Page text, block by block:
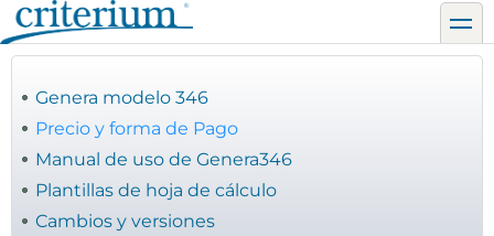
Pasar
al
principal
Genera modelo 346
Precio y forma de Pago
Manual de uso de Genera346
Plantillas de hoja de cálculo
Cambios y versiones